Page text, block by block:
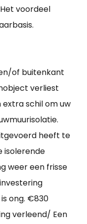
voordeel
of buitenkant
verliest
schil om uw
heeft te
isolerende
weer een frisse
ong. €830
verleend/ Een